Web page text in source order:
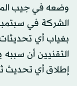
وضعه في جيب
بغياب أي
التقنيين أن
إطلاق أي تحديث ثوري